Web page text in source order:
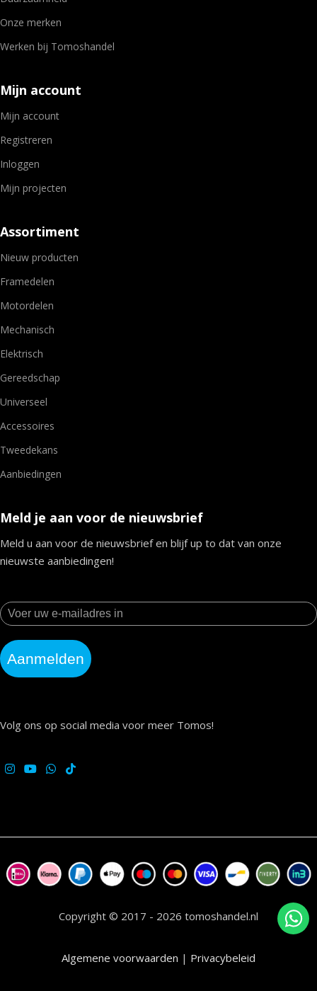
Onze merken
Werken bij Tomoshandel
Mijn account
Mijn account
Registreren
Inloggen
Mijn projecten
Assortiment
Nieuw producten
Framedelen
Motordelen
Mechanisch
Elektrisch
Gereedschap
Universeel
Accessoires
Tweedekans
Aanbiedingen
Meld je aan voor de nieuwsbrief
Meld u aan voor de nieuwsbrief en blijf up to dat van onze
nieuwste aanbiedingen!
Aanmelden
Volg ons op social media voor meer Tomos!
Copyright © 2017 - 2026 tomoshandel.nl
Algemene voorwaarden | Privacybeleid